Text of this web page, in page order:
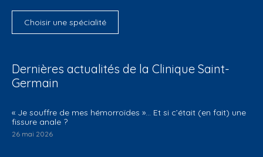
Choisir une spécialité
Dernières actualités de la Clinique Saint-
Germain
​« Je souffre de mes hémorroïdes »… Et si c’était (en fait) une
fissure anale ?
26 mai 2026